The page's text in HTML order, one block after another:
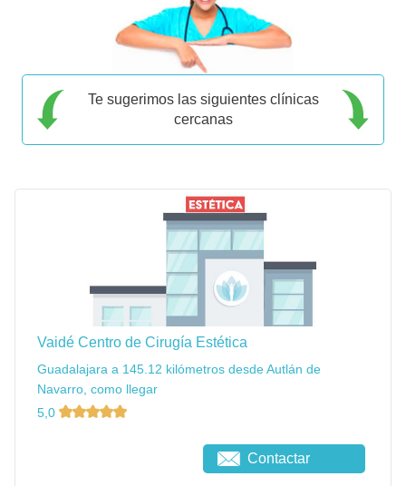
Te sugerimos las siguientes clínicas
cercanas
Vaidé Centro de Cirugía Estética
Guadalajara a 145.12 kilómetros desde Autlán de
Navarro, como llegar
5,0
Contactar